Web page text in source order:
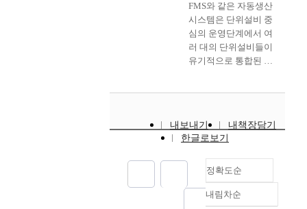
several types of
materials in
construction work.
Recently, construction
vendors want to reduce
increasing the
transportation such as
the larger capacity per
operation and the
faster moving.
Therefore, the
industrial lift with 1
ton load capacity will
내용에 대하여 정리한
것이다. 적용한 회사는
일본의 건축업체로서
조사결과 많은 경영상
의 문제를 내포하고 있
수 있는지에 대하여 분
석하였다. 그 결과 이
회사에는 6시그마 방
법론이 가장 적합하다
는 결론을 내리고 약 4
개월간 6시그마 추진
FMS와 같은 자동생산
시스템은 단위설비 중
심의 운영단계에서 여
러 대의 단위설비들이
유기적으로 통합된 형
서 점차적으로 인터넷
을 기반으로 하여 원격
지에서의 모니터링 및
제어가 요구되는 단계
로 발전되고 있다. 따
라서 단위설비 및 생산
내보내기
내책장담기
한글로보기
정확도순
정확도
내림차순